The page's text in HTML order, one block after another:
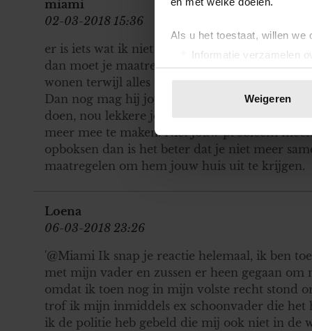
Als u het toestaat, willen we
Informatie verzamelen
Uw apparaat
toestemming op elk
We gebruiken cookies om
websiteverkeer te
media, adverteren en
Weigeren
miami
02-03-2018 15:36
er is iets wat ik niet snap. Je bent je eigen huis
dan moet je maatregelen nemen! Het kan
wonen terwijl alles op jouw naam staat. Of is
Dan nog mag hij jouw spullen niet houden.
doen, nou lekkere jongen dan. En die leuke
meer mee te maken. Niet jouw probleem
opboksen dan is het beter dat je niet meer
maatregelen om hem jouw huis uit te krijgen.
Loena
06-03-2018 23:26
'@Miami Ik snap je reactie helemaal, ik ben
met mijn vader en zussen er heen gegaan
omdat ik toen nog in mijn volste recht stond
trof ik mijn inmiddels ex schoonvader die het
ik de politie heb gebeld die mij ook niet in de